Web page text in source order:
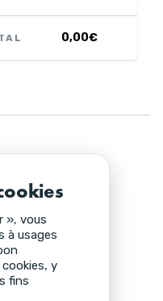
0,00€
», vous
à usages
y
fins